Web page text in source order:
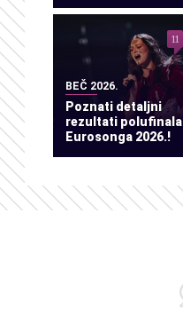
BEČ 2026.
Poznati detaljni
rezultati polufinala
Eurosonga 2026.!
11